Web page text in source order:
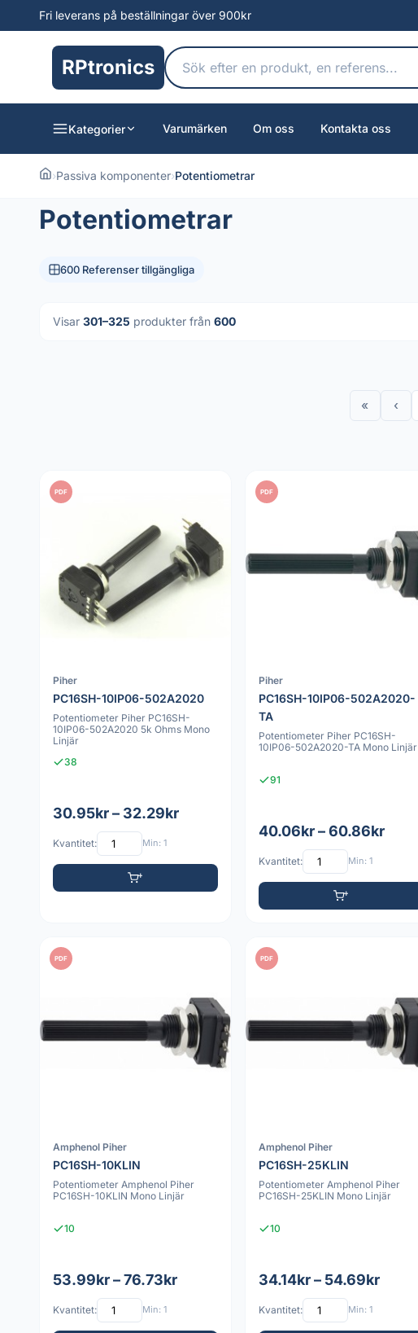
Fri leverans på beställningar över 900kr
RPtronics
Kategorier Varumärken Om oss Kontakta oss
›Passiva komponenter›Potentiometrar
Potentiometrar
600 Referenser tillgängliga
Visar 301–325 produkter från 600
« ‹
PDF
Piher
PC16SH-10IP06-502A2020
Potentiometer Piher PC16SH-
10IP06-502A2020 5k Ohms Mono
Linjär
38
30.95kr – 32.29kr
Kvantitet: Min: 1
PDF
Piher
PC16SH-10IP06-502A2020-
TA
Potentiometer Piher PC16SH-
10IP06-502A2020-TA Mono Linjär
91
40.06kr – 60.86kr
Kvantitet: Min: 1
PDF
Amphenol Piher
PC16SH-10KLIN
Potentiometer Amphenol Piher
PC16SH-10KLIN Mono Linjär
10
53.99kr – 76.73kr
Kvantitet: Min: 1
PDF
Amphenol Piher
PC16SH-25KLIN
Potentiometer Amphenol Piher
PC16SH-25KLIN Mono Linjär
10
34.14kr – 54.69kr
Kvantitet: Min: 1